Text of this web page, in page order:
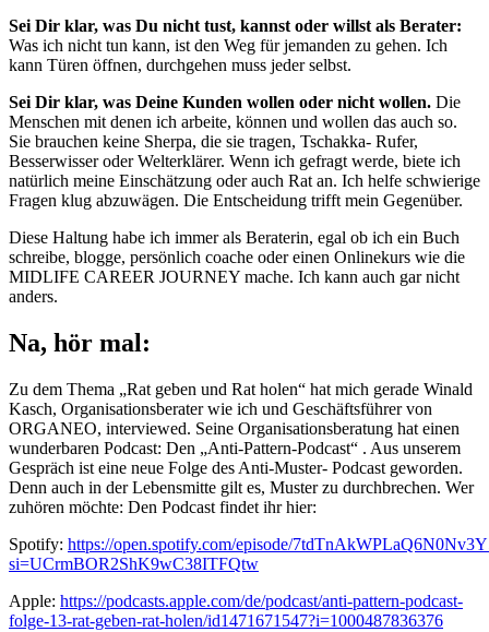
Sei Dir klar, was Du nicht tust, kannst oder willst als Berater:
Was ich nicht tun kann, ist den Weg für jemanden zu gehen. Ich
kann Türen öffnen, durchgehen muss jeder selbst.
Sei Dir klar, was Deine Kunden wollen oder nicht wollen. Die
Menschen mit denen ich arbeite, können und wollen das auch so.
Sie brauchen keine Sherpa, die sie tragen, Tschakka- Rufer,
Besserwisser oder Welterklärer. Wenn ich gefragt werde, biete ich
natürlich meine Einschätzung oder auch Rat an. Ich helfe schwierige
Fragen klug abzuwägen. Die Entscheidung trifft mein Gegenüber.
Diese Haltung habe ich immer als Beraterin, egal ob ich ein Buch
schreibe, blogge, persönlich coache oder einen Onlinekurs wie die
MIDLIFE CAREER JOURNEY mache. Ich kann auch gar nicht
anders.
Na, hör mal:
Zu dem Thema „Rat geben und Rat holen“ hat mich gerade Winald
Kasch, Organisationsberater wie ich und Geschäftsführer von
ORGANEO, interviewed. Seine Organisationsberatung hat einen
wunderbaren Podcast: Den „Anti-Pattern-Podcast“ . Aus unserem
Gespräch ist eine neue Folge des Anti-Muster- Podcast geworden.
Denn auch in der Lebensmitte gilt es, Muster zu durchbrechen. Wer
zuhören möchte: Den Podcast findet ihr hier:
Spotify: https://open.spotify.com/episode/
si=UCrmBOR2ShK9wC38ITFQtw
Apple: https://podcasts.apple.com/de/podcast/anti-pattern-podcast-
folge-13-rat-geben-rat-holen/id1471671547?i=1000487836376